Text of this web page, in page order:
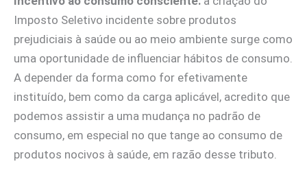
Imposto Seletivo incidente sobre produtos
prejudiciais à saúde ou ao meio ambiente surge como
uma oportunidade de influenciar hábitos de consumo.
A depender da forma como for efetivamente
instituído, bem como da carga aplicável, acredito que
podemos assistir a uma mudança no padrão de
consumo, em especial no que tange ao consumo de
produtos nocivos à saúde, em razão desse tributo.